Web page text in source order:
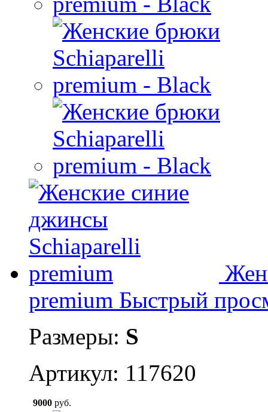
premium Быстрый
Размеры: S
Артикул: 117620
9000 руб.